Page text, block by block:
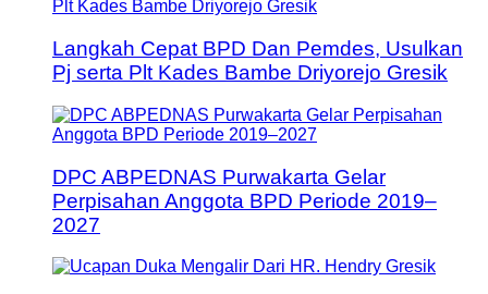
Langkah Cepat BPD Dan Pemdes, Usulkan
Pj serta Plt Kades Bambe Driyorejo Gresik
DPC ABPEDNAS Purwakarta Gelar
Perpisahan Anggota BPD Periode 2019–
2027